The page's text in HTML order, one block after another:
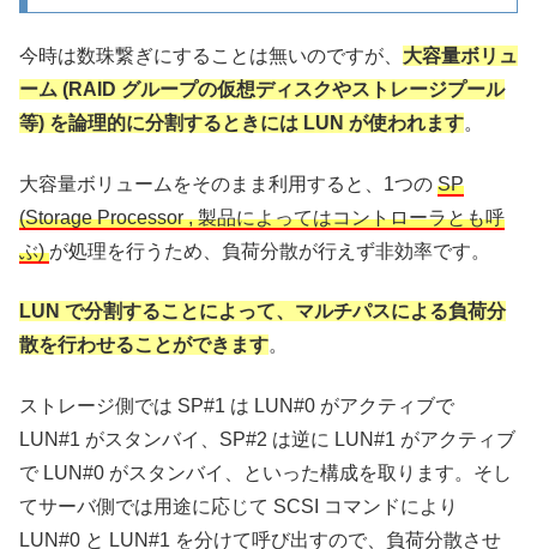
今時は数珠繋ぎにすることは無いのですが、 大容量ボリュ
ーム (RAID グループの仮想ディスクやストレージプール
等) を論理的に分割するときには LUN が使われます。
大容量ボリュームをそのまま利用すると、1つの SP
(Storage Processor , 製品によってはコントローラとも呼
ぶ)が処理を行うため、負荷分散が行えず非効率です。
LUN で分割することによって、マルチパスによる負荷分
散を行わせることができます。
ストレージ側では SP#1 は LUN#0 がアクティブで
LUN#1 がスタンバイ、SP#2 は逆に LUN#1 がアクティブ
で LUN#0 がスタンバイ、といった構成を取ります。そし
てサーバ側では用途に応じて SCSI コマンドにより
LUN#0 と LUN#1 を分けて呼び出すので、負荷分散させ